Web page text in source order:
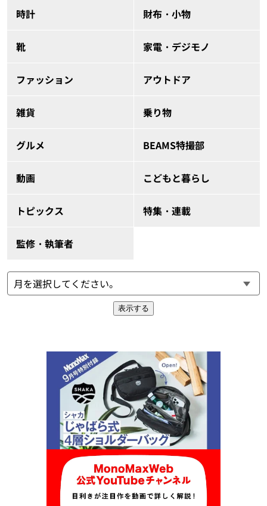
時計 財布・小物
靴 家電・デジモノ
ファッション アウトドア
雑貨 乗り物
グルメ BEAMS特撮部
動画 こどもと暮らし
トピックス 特集・連載
監修・執筆者
表示する